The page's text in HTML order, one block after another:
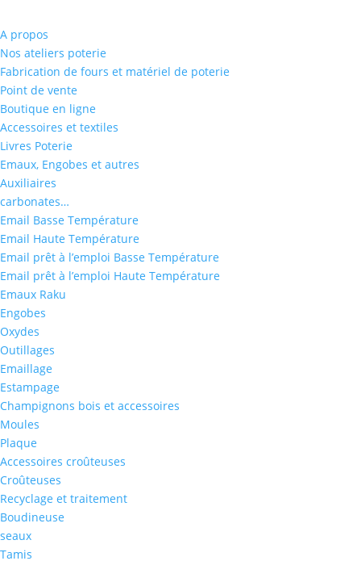
A propos
Nos ateliers poterie
Fabrication de fours et matériel de poterie
Point de vente
Boutique en ligne
Accessoires et textiles
Livres Poterie
Emaux, Engobes et autres
Auxiliaires
carbonates…
Email Basse Température
Email Haute Température
Email prêt à l’emploi Basse Température
Email prêt à l’emploi Haute Température
Emaux Raku
Engobes
Oxydes
Outillages
Emaillage
Estampage
Champignons bois et accessoires
Moules
Plaque
Accessoires croûteuses
Croûteuses
Recyclage et traitement
Boudineuse
seaux
Tamis